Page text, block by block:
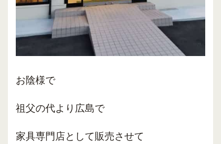
お陰様で
祖父の代より広島で
家具専門店として販売させて